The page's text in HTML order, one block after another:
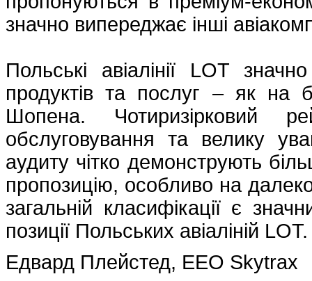
значно випереджає інші
Польські авіалінії LOT
продуктів та послуг – як на
Шопена. Чотиризірковий
обслуговування та велику
аудиту чітко демонструють
пропозицію, особливо на
загальній класифікації є
позиції Польських авіаліній LOT.
Едвард Плейстед, EEO Skytrax